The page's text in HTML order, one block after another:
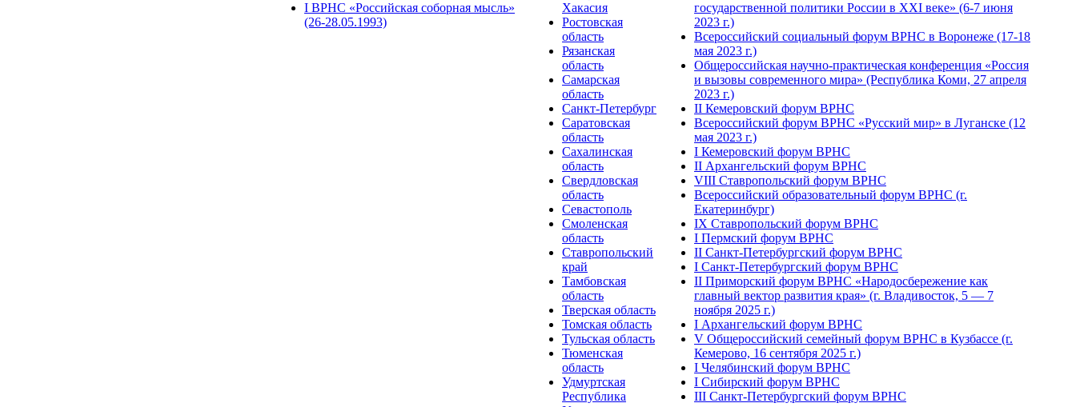
I ВРНС «Российская соборная мысль»
(26-28.05.1993)
Хакасия
Ростовская
область
Рязанская
область
Самарская
область
Санкт-Петербург
Саратовская
область
Сахалинская
область
Свердловская
область
Севастополь
Смоленская
область
Ставропольский
край
Тамбовская
область
Тверская область
Томская область
Тульская область
Тюменская
область
Удмуртская
Республика
государственной политики России в ХХI веке» (6-7 июня
2023 г.)
Всероссийский социальный форум ВРНС в Воронеже (17-18
мая 2023 г.)
Общероссийская научно-практическая конференция «Россия
и вызовы современного мира» (Республика Коми, 27 апреля
2023 г.)
II Кемеровский форум ВРНС
Всероссийский форум ВРНС «Русский мир» в Луганске (12
мая 2023 г.)
I Кемеровский форум ВРНС
II Архангельский форум ВРНС
VIII Ставропольский форум ВРНС
Всероссийский образовательный форум ВРНС (г.
Екатеринбург)
IX Ставропольский форум ВРНС
I Пермский форум ВРНС
II Санкт-Петербургский форум ВРНС
I Санкт-Петербургский форум ВРНС
II Приморский форум ВРНС «Народосбережение как
главный вектор развития края» (г. Владивосток, 5 — 7
ноября 2025 г.)
I Архангельский форум ВРНС
V Общероссийский семейный форум ВРНС в Кузбассе (г.
Кемерово, 16 сентября 2025 г.)
I Челябинский форум ВРНС
I Сибирский форум ВРНС
III Санкт-Петербургский форум ВРНС